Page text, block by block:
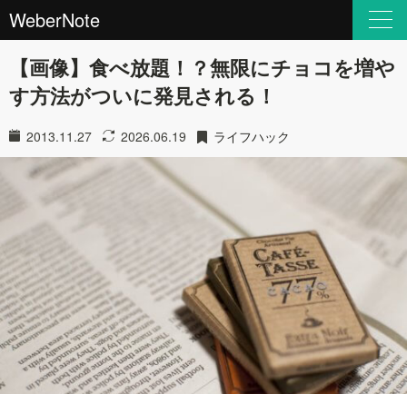
WeberNote
【画像】食べ放題！？無限にチョコを増や
す方法がついに発見される！
2013.11.27 2026.06.19 ライフハック